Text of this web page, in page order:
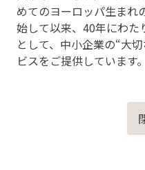
めてのヨーロッパ生まれ
始して以来、40年にわた
として、中小企業の“大
ビスをご提供しています。